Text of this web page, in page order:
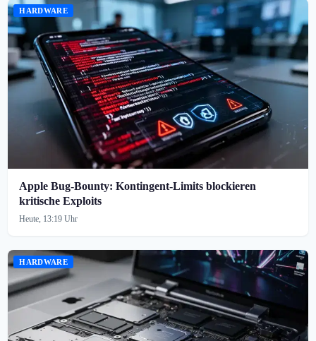
HARDWARE
Apple Bug-Bounty: Kontingent-Limits blockieren
kritische Exploits
Heute, 13:19 Uhr
HARDWARE